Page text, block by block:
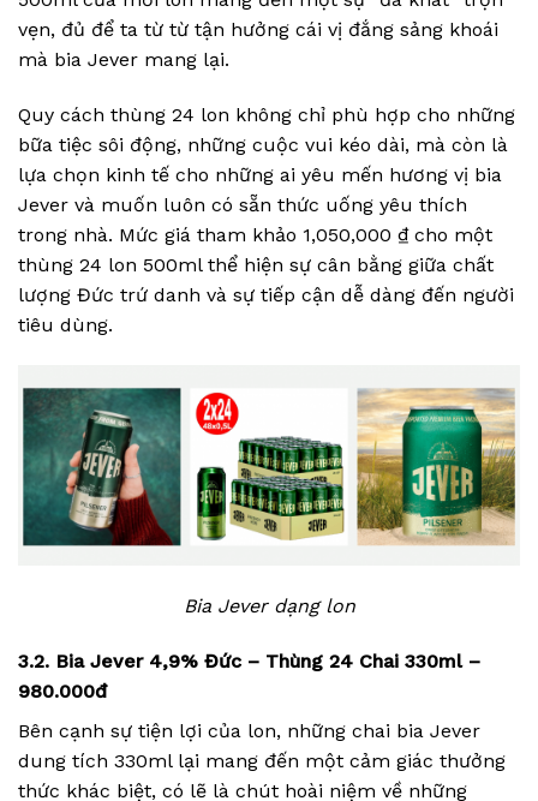
vẹn, đủ để ta từ từ tận hưởng cái vị đắng sảng khoái
mà bia Jever mang lại.
Quy cách thùng 24 lon không chỉ phù hợp cho những
bữa tiệc sôi động, những cuộc vui kéo dài, mà còn là
lựa chọn kinh tế cho những ai yêu mến hương vị bia
Jever và muốn luôn có sẵn thức uống yêu thích
trong nhà. Mức giá tham khảo 1,050,000 ₫ cho một
thùng 24 lon 500ml thể hiện sự cân bằng giữa chất
lượng Đức trứ danh và sự tiếp cận dễ dàng đến người
tiêu dùng.
Bia Jever dạng lon
3.2. Bia Jever 4,9% Đức – Thùng 24 Chai 330ml –
980.000đ
Bên cạnh sự tiện lợi của lon, những chai bia Jever
dung tích 330ml lại mang đến một cảm giác thưởng
thức khác biệt, có lẽ là chút hoài niệm về những